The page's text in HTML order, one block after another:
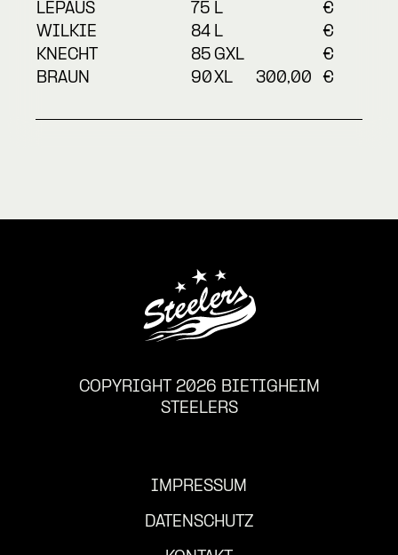
LEPAUS
75 L
€
WILKIE
84 L
€
KNECHT
85 GXL
€
BRAUN
90XL 300,00 €
COPYRIGHT 2026 BIETIGHEIM
STEELERS
IMPRESSUM
DATENSCHUTZ